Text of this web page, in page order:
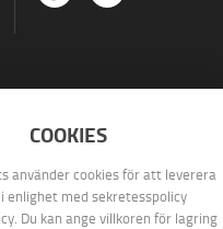
COOKIES
använder cookies för att leverera
enlighet med sekretesspolicy
Du kan ange villkoren för lagring